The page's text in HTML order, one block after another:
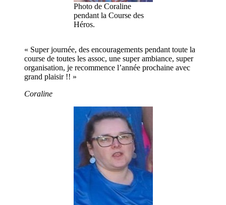
Photo de Coraline
pendant la Course des
Héros.
« Super journée, des encouragements pendant toute la
course de toutes les assoc, une super ambiance, super
organisation, je recommence l’année prochaine avec
grand plaisir !! »
Coraline